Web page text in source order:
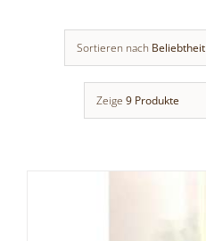
Sortieren nach Beliebtheit
Zeige 9 Produkte